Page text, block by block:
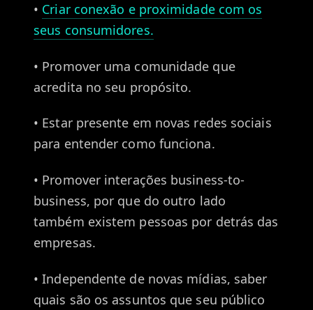
• Criar conexão e proximidade com os
seus consumidores.
• Promover uma comunidade que
acredita no seu propósito.
• Estar presente em novas redes sociais
para entender como funciona.
• Promover interações business-to-
business, por que do outro lado
também existem pessoas por detrás das
empresas.
• Independente de novas mídias, saber
quais são os assuntos que seu público